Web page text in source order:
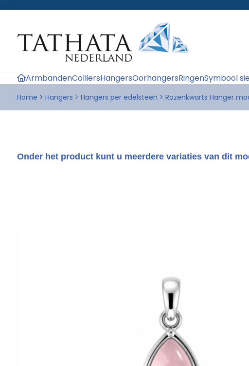
ArmbandenColliersHangersOorhangersRingenSymbool
Home > Hangers > Hangers per edelsteen > Rozenkwarts Hanger
Onder het product kunt u meerdere variaties van dit